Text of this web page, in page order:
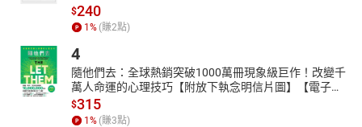
$240
1 % (賺2點)
4
隨他們去：全球熱銷突破1000萬冊現象級巨作！改變千
萬人命運的心理技巧【附放下執念明信片圖】【電子
書】
$315
1 % (賺3點)